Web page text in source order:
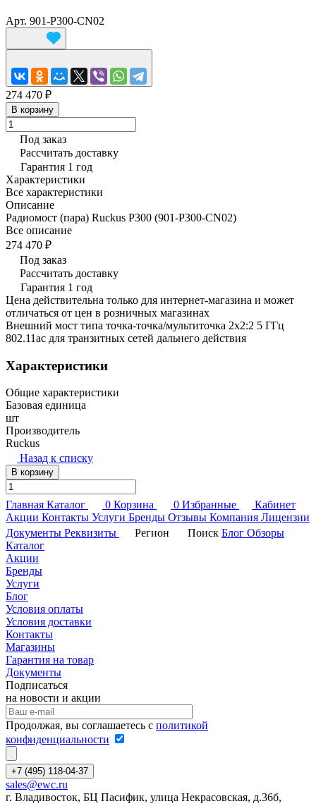
Арт. 901-P300-CN02
274 470 ₽
В корзину
Под заказ
Рассчитать доставку
Гарантия 1 год
Характеристики
Все характеристики
Описание
Радиомост (пара) Ruckus P300 (901-P300-CN02)
Все описание
274 470 ₽
Под заказ
Рассчитать доставку
Гарантия 1 год
Цена действительна только для интернет-магазина и может
отличаться от цен в розничных магазинах
Внешний мост типа точка-точка/мультиточка 2x2:2 5 ГГц
802.11ac для транзитных сетей дальнего действия
Характеристики
Общие характеристики
Базовая единица
шт
Производитель
Ruckus
Назад к списку
В корзину
Главная Каталог 0 Корзина 0 Избранные
Кабинет
Акции Контакты Услуги Бренды Отзывы Компания Лицензии
Документы Реквизиты Регион Поиск Блог Обзоры
Каталог
Акции
Бренды
Услуги
Блог
Условия оплаты
Условия доставки
Контакты
Магазины
Гарантия на товар
Документы
Подписаться
на новости и акции
Продолжая, вы соглашаетесь с политикой
конфиденциальности
+7 (495) 118-04-37
sales@ewc.ru
г. Владивосток, БЦ Пасифик, улица Некрасовская, д.36б,